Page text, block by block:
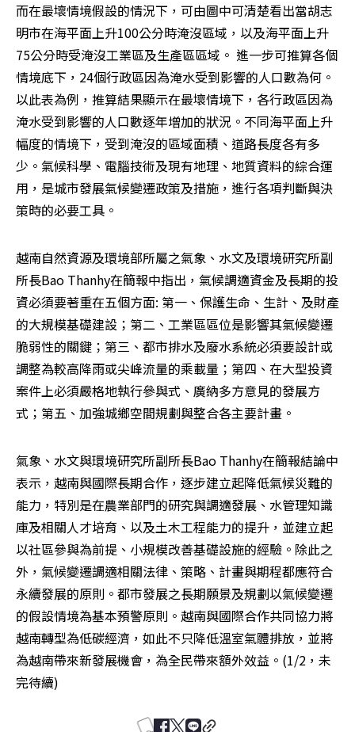
而在最壞情境假設的情況下，可由圖中可清楚看出當胡志
明市在海平面上升100公分時淹沒區域，以及海平面上升
75公分時受淹沒工業區及生產區區域。 進一步可推算各個
情境底下，24個行政區因為淹水受到影響的人口數為何。
以此表為例，推算結果顯示在最壞情境下，各行政區因為
淹水受到影響的人口數逐年增加的狀況。不同海平面上升
幅度的情境下，受到淹沒的區域面積、道路長度各有多
少。氣候科學、電腦技術及現有地理、地質資料的綜合運
用，是城市發展氣候變遷政策及措施，進行各項判斷與決
策時的必要工具。
越南自然資源及環境部所屬之氣象、水文及環境研究所副
所長Bao Thanhy在簡報中指出，氣候調適資金及長期的投
資必須要著重在五個方面: 第一、保護生命、生計、及財產
的大規模基礎建設；第二、工業區區位是影響其氣候變遷
脆弱性的關鍵；第三、都市排水及廢水系統必須要設計或
調整為較高降雨或尖峰流量的乘載量；第四、在大型投資
案件上必須嚴格地執行參與式、廣納多方意見的發展方
式；第五、加強城鄉空間規劃與整合各主要計畫。
氣象、水文與環境研究所副所長Bao Thanhy在簡報結論中
表示，越南與國際長期合作，逐步建立起降低氣候災難的
能力，特別是在農業部門的研究與調適發展、水管理知識
庫及相關人才培育、以及土木工程能力的提升，並建立起
以社區參與為前提、小規模改善基礎設施的經驗。除此之
外，氣候變遷調適相關法律、策略、計畫與期程都應符合
永續發展的原則。都市發展之長期願景及規劃以氣候變遷
的假設情境為基本預警原則。越南與國際合作共同協力將
越南轉型為低碳經濟，如此不只降低溫室氣體排放，並將
為越南帶來新發展機會，為全民帶來額外效益。(1/2，未
完待續)